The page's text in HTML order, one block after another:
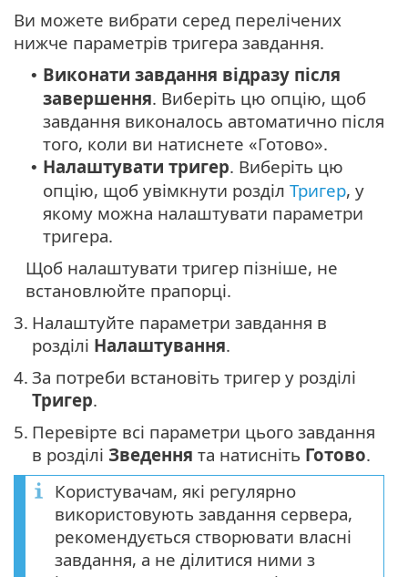
Ви можете вибрати серед перелічених
нижче параметрів тригера завдання.
• Виконати завдання відразу після
завершення. Виберіть цю опцію, щоб
завдання виконалось автоматично після
того, коли ви натиснете «Готово».
• Налаштувати тригер. Виберіть цю
опцію, щоб увімкнути розділ Тригер, у
якому можна налаштувати параметри
тригера.
Щоб налаштувати тригер пізніше, не
встановлюйте прапорці.
3. Налаштуйте параметри завдання в
розділі Налаштування.
4. За потреби встановіть тригер у розділі
Тригер.
5. Перевірте всі параметри цього завдання
в розділі Зведення та натисніть Готово.
Користувачам, які регулярно
використовують завдання сервера,
рекомендується створювати власні
завдання, а не ділитися ними з